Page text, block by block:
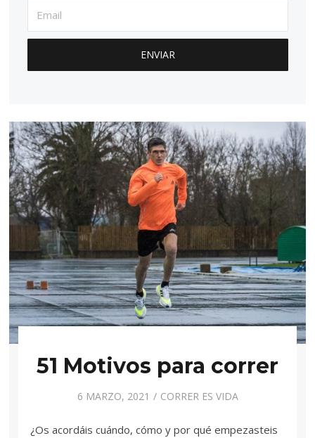
51 Motivos para correr
6 MARZO, 2021 CORRER ES VIDA
¿Os acordáis cuándo, cómo y por qué empezasteis